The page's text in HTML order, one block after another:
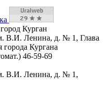
Курган
В.И. Ленина, д. № 1, Глава
Кургана
46-59-69
В.И. Ленина, д. № 1,